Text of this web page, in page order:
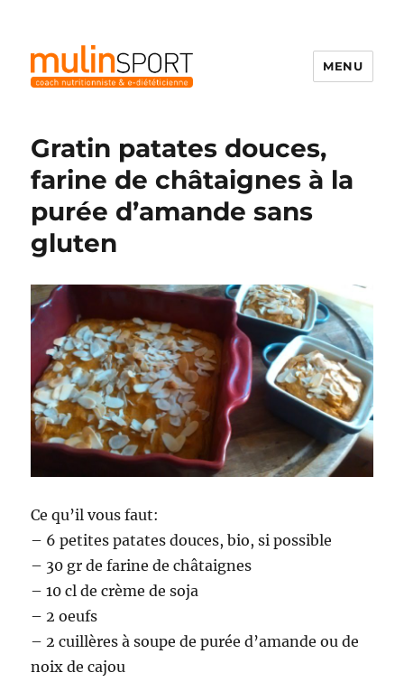
MENU
Gratin patates douces,
farine de châtaignes à la
purée d’amande sans
gluten
Ce qu’il vous faut:
– 6 petites patates douces, bio, si possible
– 30 gr de farine de châtaignes
– 10 cl de crème de soja
– 2 oeufs
– 2 cuillères à soupe de purée d’amande ou de
noix de cajou